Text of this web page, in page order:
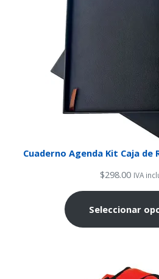
Cuaderno Agenda Kit Caja
$298.00 IVA
Seleccionar